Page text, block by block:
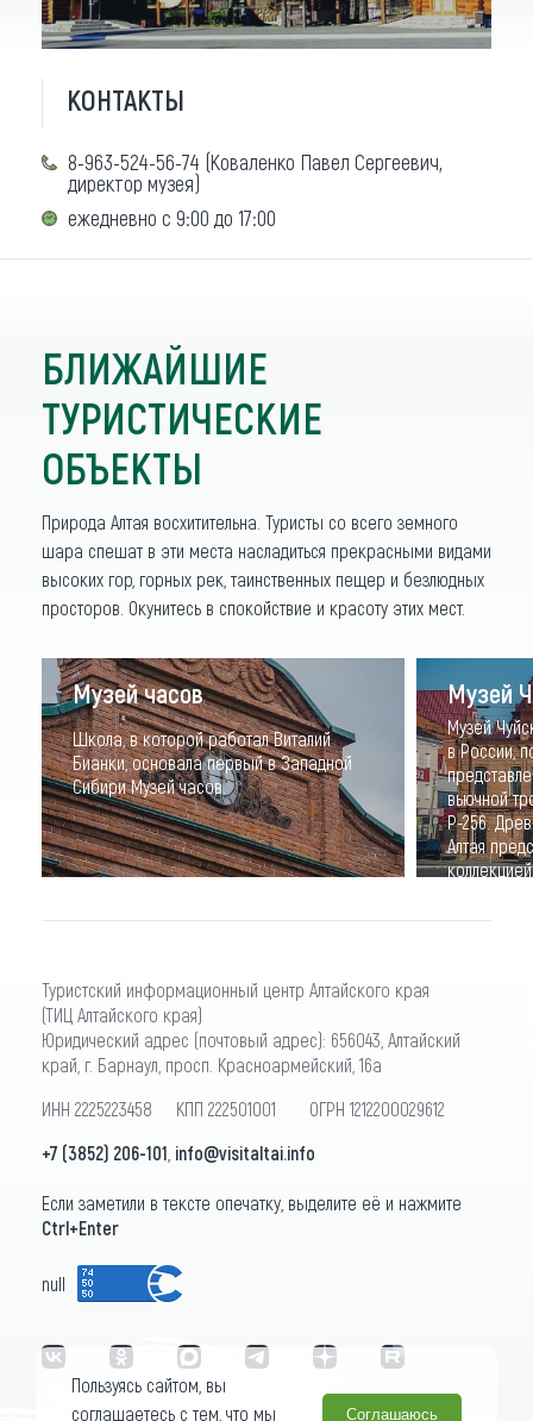
КОНТАКТЫ
8-963-524-56-74 (Коваленко Павел Сергеевич,
директор музея)
ежедневно с 9:00 до 17:00
БЛИЖАЙШИЕ
ТУРИСТИЧЕСКИЕ
ОБЪЕКТЫ
Природа Алтая восхитительна. Туристы со всего земного
шара спешат в эти места насладиться прекрасными видами
высоких гор, горных рек, таинственных пещер и безлюдных
просторов. Окунитесь в спокойствие и красоту этих мест.
Музей часов
Школа, в которой работал Виталий
Бианки, основала первый в Западной
Сибири Музей часов.
Музей
Музей
в России,
вьючной
Р-256.
Алтая
Туристский информационный центр Алтайского края
(ТИЦ Алтайского края)
Юридический адрес (почтовый адрес): 656043, Алтайский
край, г. Барнаул, просп. Красноармейский, 16а
ИНН 2225223458 КПП 222501001 ОГРН 1212200029612
+7 (3852) 206-101 info@visitaltai.info
Если заметили в тексте опечатку, выделите её и нажмите
Ctrl+Enter
null
Пользуясь сайтом, вы
соглашаетесь с тем, что мы
Соглашаюсь